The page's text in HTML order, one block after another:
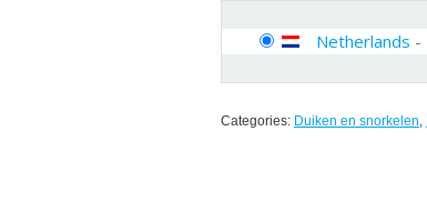
Netherlands -
Categories: Duiken en snorkelen,